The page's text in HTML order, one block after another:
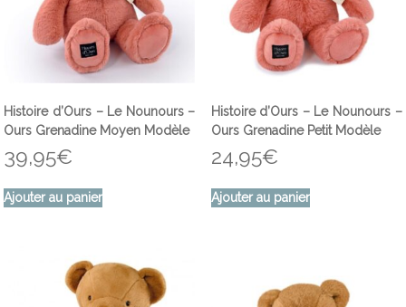
Histoire d’Ours – Le Nounours –
Ours Grenadine Moyen Modèle
39,95€
Ajouter au panier
Histoire d’Ours – Le Nounours –
Ours Grenadine Petit Modèle
24,95€
Ajouter au panier